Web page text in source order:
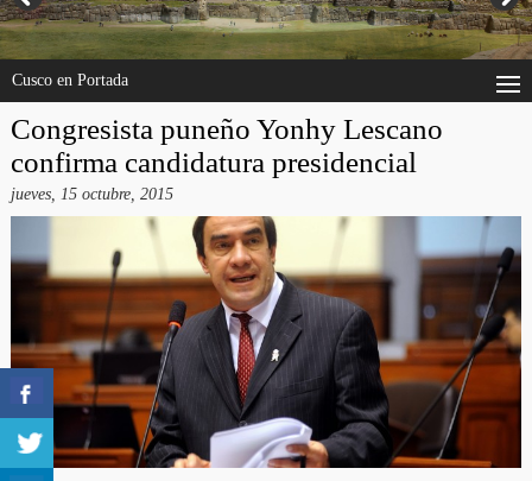
Cusco en Portada
Congresista puneño Yonhy Lescano
confirma candidatura presidencial
jueves, 15 octubre, 2015